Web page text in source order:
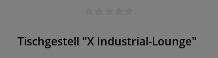
Tischgestell "X Industrial-Lounge"